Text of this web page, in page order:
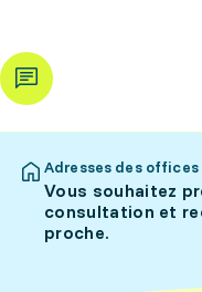
Adresses des
Vous souhaitez
consultation et
proche.